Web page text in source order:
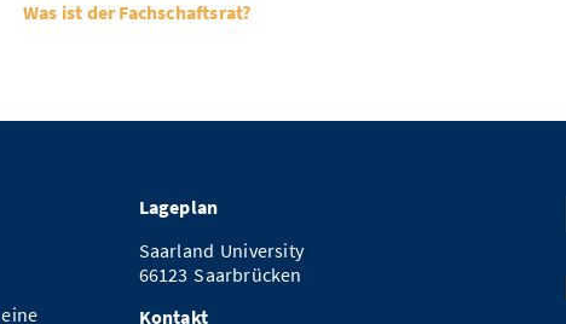
Was ist der Fachschaftsrat?
Lageplan
Saarland University
66123 Saarbrücken
Kontakt